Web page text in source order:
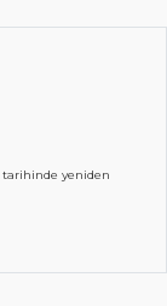
tarihinde yeniden